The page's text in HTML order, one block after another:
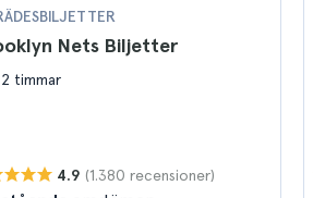
Nets Biljetter
timmar
4.9 (1.380 recensioner)